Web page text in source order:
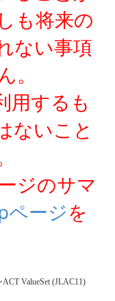
も将来の
ない事項
用するも
ないこと
ジのサマ
ページを
ValueSet (JLAC11)